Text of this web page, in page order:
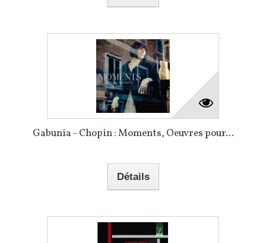
Gabunia - Chopin : Moments, Oeuvres pour...
Détails